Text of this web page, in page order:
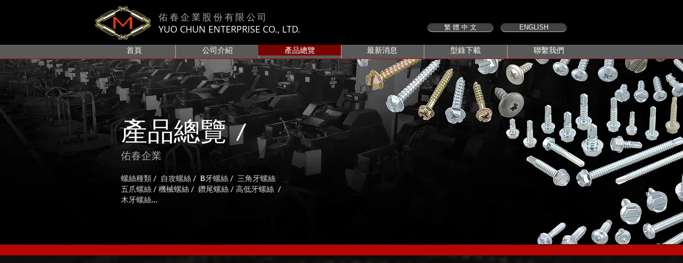
佑春企業股份有限公司
YUO CHUN ENTERPRISE CO., LTD. 繁 體 中 文 ENGLISH
首頁 最新消息
產品總覽
公司介紹 型錄下載 聯繫我們
產品總覽/
佑春企業
螺絲種類 / 自攻螺絲 / B牙螺絲 / 三角牙螺絲
五爪螺絲 / 機械螺絲 / 鑽尾螺絲 / 高低牙螺絲 /
木牙螺絲...